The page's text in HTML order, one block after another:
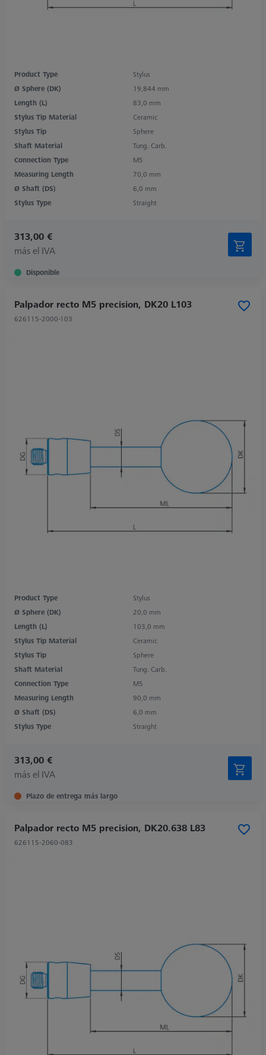
Product Type
Stylus
Ø Sphere (DK)
19,844 mm
Length (L)
83,0 mm
Stylus Tip Material
Ceramic
Stylus Tip
Sphere
Shaft Material
Tung. Carb.
Connection Type
M5
Measuring Length
70,0 mm
Ø Shaft (DS)
6,0 mm
Stylus Type
Straight
313,00 €
más el IVA
Disponible
Palpador recto M5 precision, DK20 L103
626115-2000-103
Product Type
Stylus
Ø Sphere (DK)
20,0 mm
Length (L)
103,0 mm
Stylus Tip Material
Ceramic
Stylus Tip
Sphere
Shaft Material
Tung. Carb.
Connection Type
M5
Measuring Length
90,0 mm
Ø Shaft (DS)
6,0 mm
Stylus Type
Straight
313,00 €
más el IVA
Plazo de entrega más largo
Palpador recto M5 precision, DK20.638 L83
626115-2060-083